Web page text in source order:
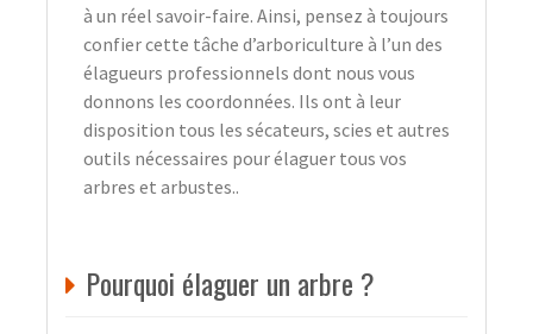
à un réel savoir-faire. Ainsi, pensez à toujours
confier cette tâche d’arboriculture à l’un des
élagueurs professionnels dont nous vous
donnons les coordonnées. Ils ont à leur
disposition tous les sécateurs, scies et autres
outils nécessaires pour élaguer tous vos
arbres et arbustes..
Pourquoi élaguer un arbre ?